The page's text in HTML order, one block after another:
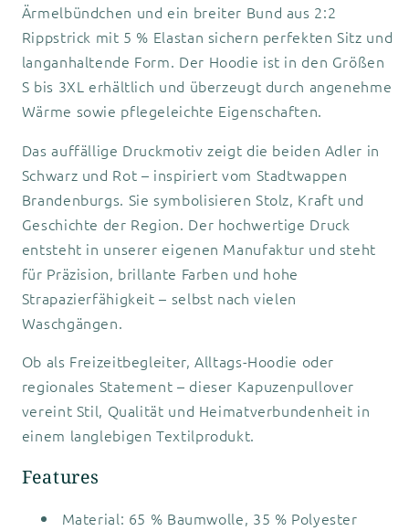
Ärmelbündchen und ein breiter Bund aus 2:2
Rippstrick mit 5 % Elastan sichern perfekten Sitz und
langanhaltende Form. Der Hoodie ist in den Größen
S bis 3XL erhältlich und überzeugt durch angenehme
Wärme sowie pflegeleichte Eigenschaften.
Das auffällige Druckmotiv zeigt die beiden Adler in
Schwarz und Rot – inspiriert vom Stadtwappen
Brandenburgs. Sie symbolisieren Stolz, Kraft und
Geschichte der Region. Der hochwertige Druck
entsteht in unserer eigenen Manufaktur und steht
für Präzision, brillante Farben und hohe
Strapazierfähigkeit – selbst nach vielen
Waschgängen.
Ob als Freizeitbegleiter, Alltags-Hoodie oder
regionales Statement – dieser Kapuzenpullover
vereint Stil, Qualität und Heimatverbundenheit in
einem langlebigen Textilprodukt.
Features
Material: 65 % Baumwolle, 35 % Polyester